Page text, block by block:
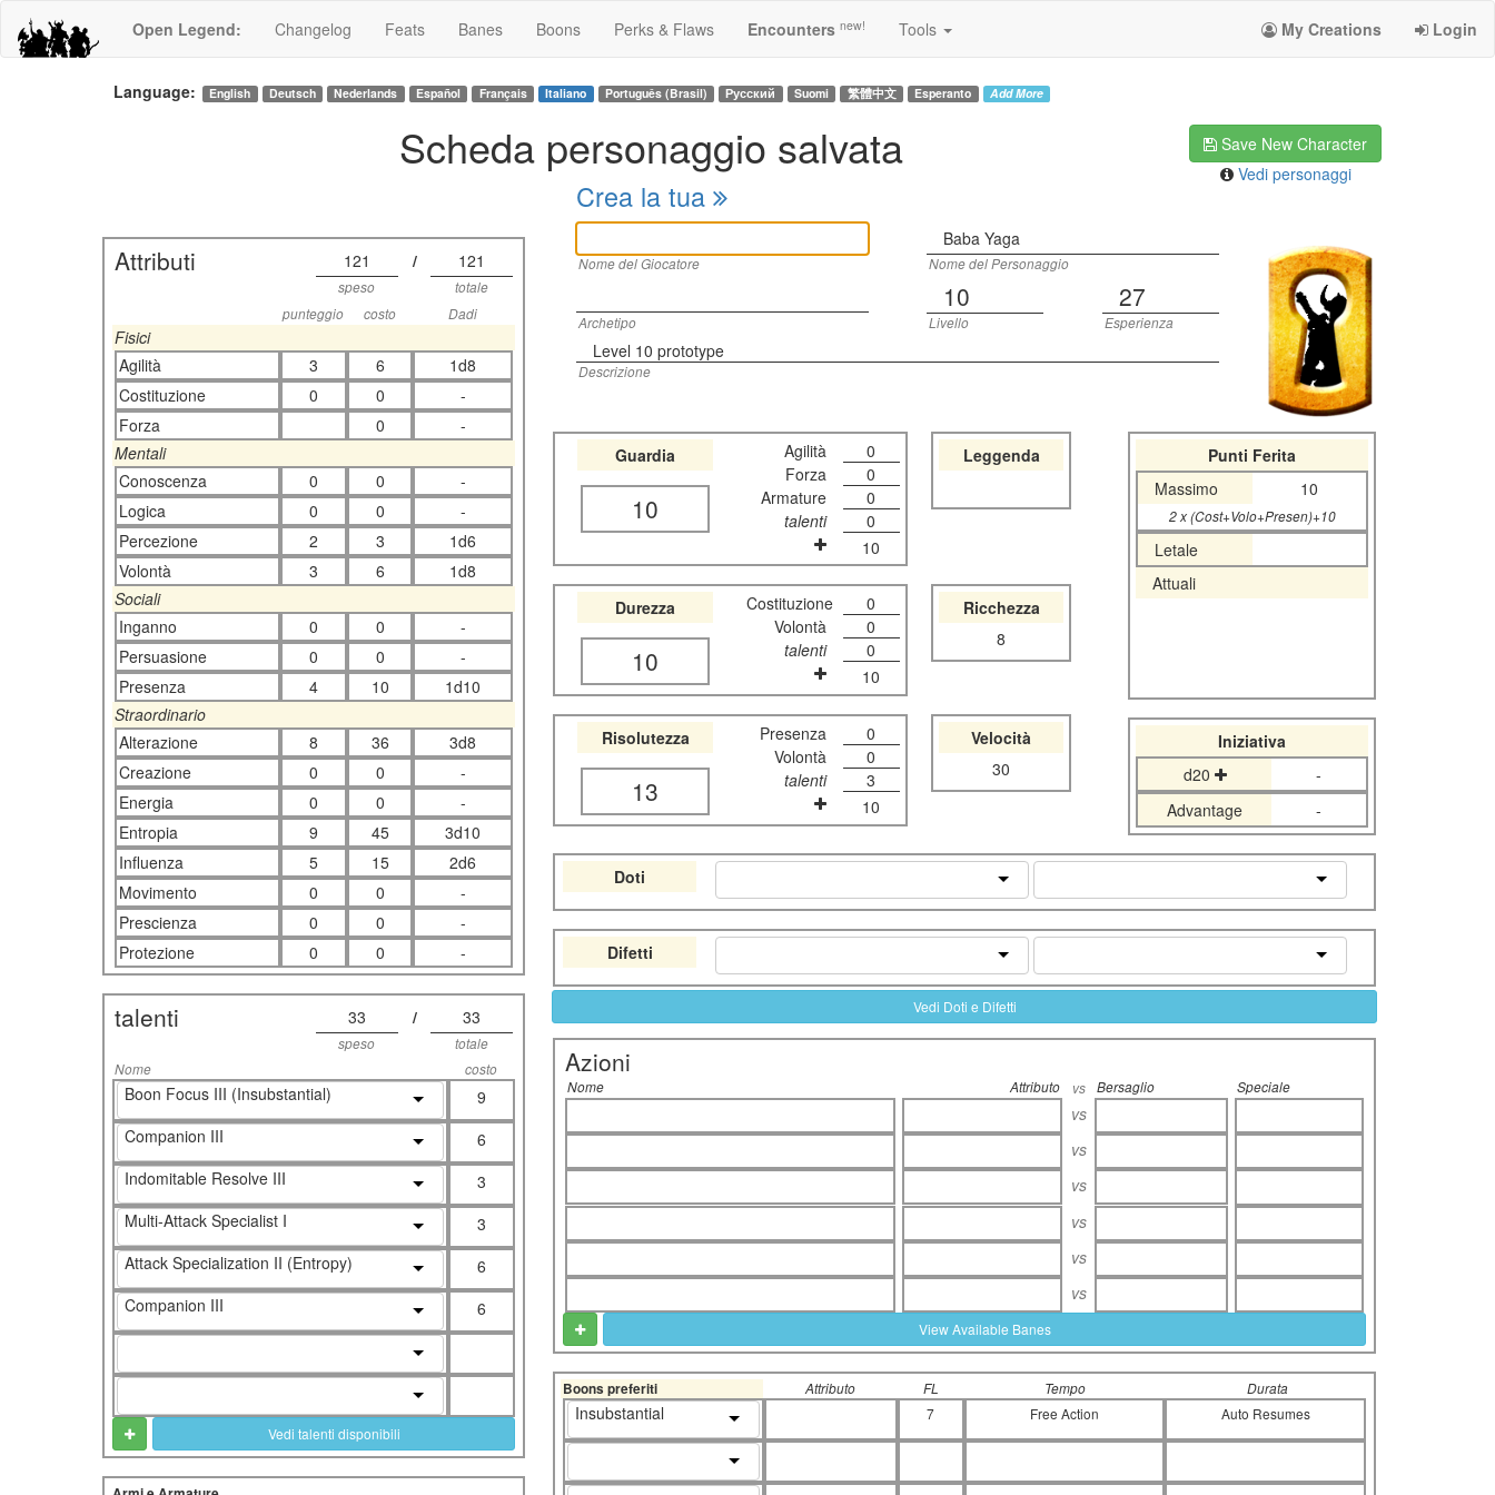
Open Legend: Changelog Feats Banes Boons Perks & Flaws Encounters new! Tools My Creations Login
Language: English Deutsch Nederlands Español Français Italiano Português (Brasil) Русский Suomi 繁體中文 Esperanto Add More
Save New Character
Vedi personaggi
Scheda personaggio salvata
Crea la tua
Attributi 121 / 121
speso
totale
punteggio
costo Dadi
Fisici
Agilità
3 6
1d8
Costituzione
0 0
-
Forza
0
-
Mentali
Conoscenza
0 0
-
Logica
0 0
-
Percezione
2 3
1d6
Volontà
3 6
1d8
Sociali
Inganno
0 0
-
Persuasione
0 0
-
Presenza
4 10
1d10
Straordinario
Alterazione
8 36
3d8
Creazione
0 0
-
Energia
0 0
-
Entropia
9 45
3d10
Influenza
5 15
2d6
Movimento
0 0
-
Prescienza
0 0
-
Protezione
0 0 -
talenti 33 / 33
speso
totale
Nome
costo
Boon Focus III (Insubstantial)
9
Companion III
6
Indomitable Resolve III
3
Multi-Attack Specialist I
3
Attack Specialization II (Entropy)
6
Companion III
6
Vedi talenti disponibili
Baba Yaga
Nome del Giocatore Nome del Personaggio
10 27
Archetipo Livello Esperienza
Level 10 prototype
Descrizione
Guardia
10
Agilità
0
Forza
0
Armature
0
talenti
0
10
Leggenda
Durezza
10
Costituzione
0
Volontà
0
talenti
0
10
Ricchezza
8
Risolutezza
13
Presenza
0
Volontà
0
talenti
3
10
Velocità
30
Punti Ferita
Massimo
10
2 x (Cost+Volo+Presen)+10
Letale
Attuali
Iniziativa
d20
-
Advantage
-
Doti
Difetti
Vedi Doti e Difetti
Azioni
Nome Attributo vs Bersaglio Speciale
vs
vs
vs
vs
vs
vs
View Available Banes
Boons preferiti Attributo FL Tempo Durata
Insubstantial 7 Free Action Auto Resumes